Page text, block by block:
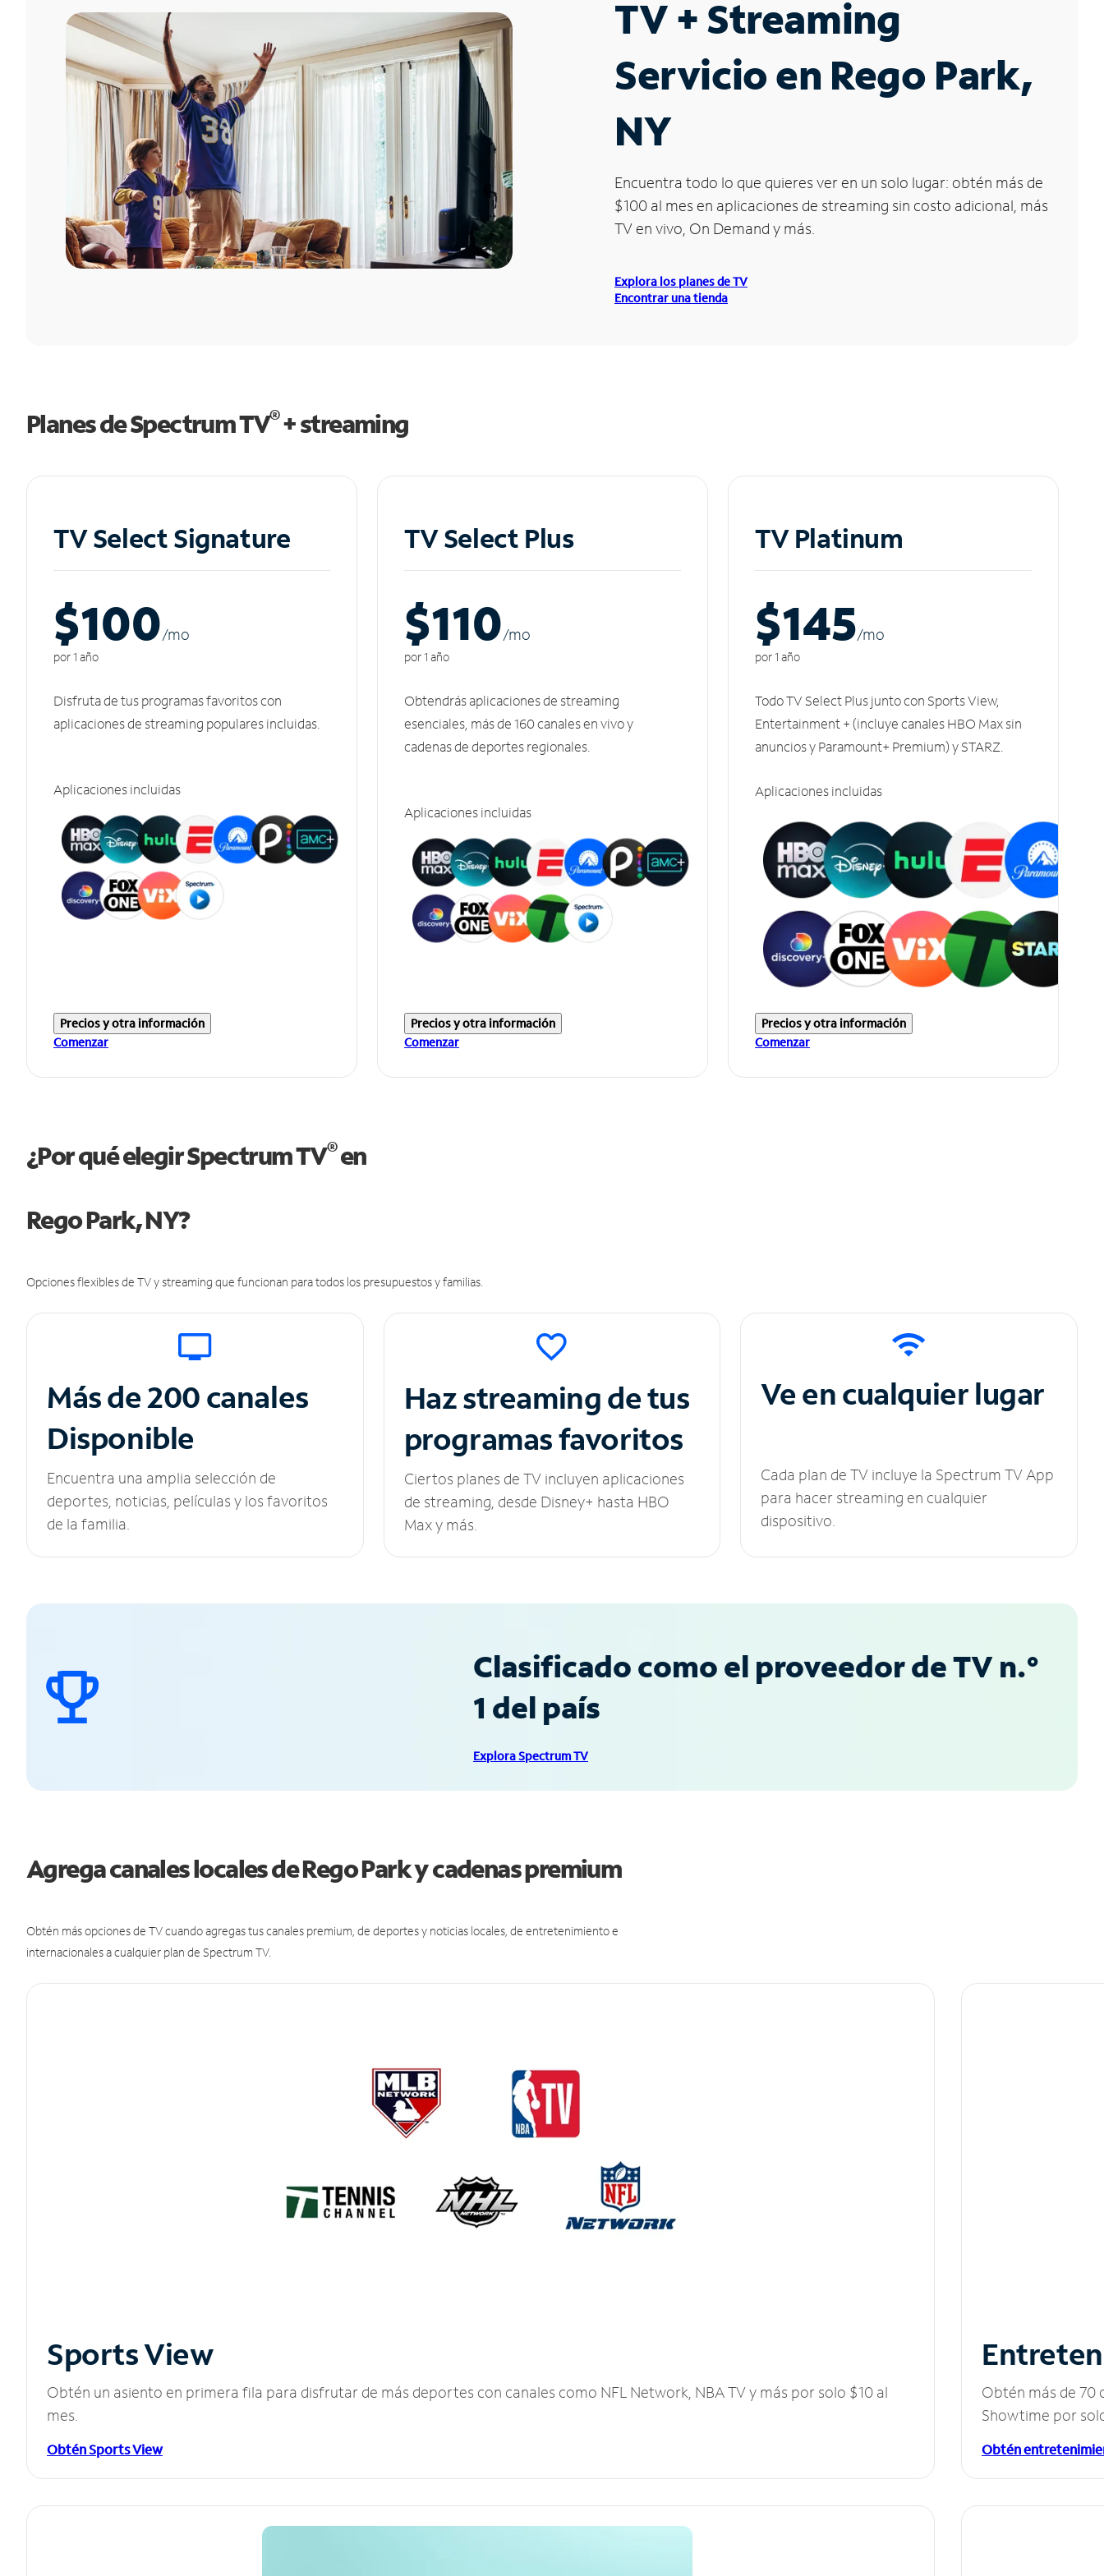
TV + Streaming
Servicio en Rego Park,
NY
Encuentra todo lo que quieres ver en un solo lugar: obtén más de
$100 al mes en aplicaciones de streaming sin costo adicional, más
TV en vivo, On Demand y más.
Explora los planes de TV
Encontrar una tienda
Planes de Spectrum TV®+ streaming
TV Select Signature
$100/mo
por 1 año
Disfruta de tus programas favoritos con
aplicaciones de streaming populares incluidas.
Aplicaciones incluidas
Precios y otra información
Comenzar
TV Select Plus
$110/mo
por 1 año
Obtendrás aplicaciones de streaming
esenciales, más de 160 canales en vivo y
cadenas de deportes regionales.
Aplicaciones incluidas
Precios y otra información
Comenzar
TV Platinum
$145/mo
por 1 año
Todo TV Select Plus junto con Sports View,
Entertainment + (incluye canales HBO Max sin
anuncios y Paramount+ Premium) y STARZ.
Aplicaciones incluidas
Precios y otra información
Comenzar
¿Por qué elegir Spectrum TV®en
Rego Park, NY?
Opciones flexibles de TV y streaming que funcionan para todos los presupuestos y familias.
Más de 200 canales
Disponible
Encuentra una amplia selección de
deportes, noticias, películas y los favoritos
de la familia.
Haz streaming de tus
programas favoritos
Ciertos planes de TV incluyen aplicaciones
de streaming, desde Disney+ hasta HBO
Max y más.
Ve en cualquier lugar
Cada plan de TV incluye la Spectrum TV App
para hacer streaming en cualquier
dispositivo.
Clasificado como el proveedor de TV n.°
1 del país
Explora Spectrum TV
Agrega canales locales de Rego Park y cadenas premium
Obtén más opciones de TV cuando agregas tus canales premium, de deportes y noticias locales, de entretenimiento e
internacionales a cualquier plan de Spectrum TV.
Sports View
Obtén un asiento en primera fila para disfrutar de más deportes con canales como NFL Network, NBA TV y más por solo $10 al
mes.
Obtén Sports View
Obtén más de 70
Showtime por
Obtén